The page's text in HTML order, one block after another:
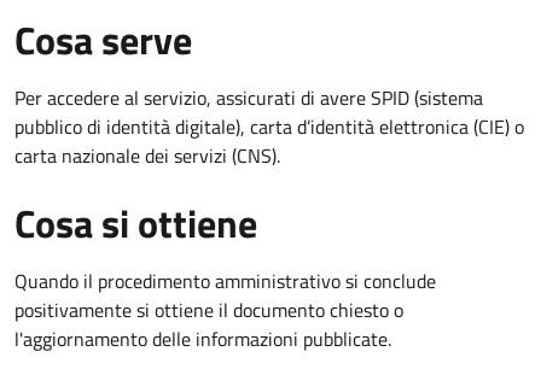
Cosa serve
Per accedere al servizio, assicurati di avere SPID (sistema
pubblico di identità digitale), carta d’identità elettronica (CIE) o
carta nazionale dei servizi (CNS).
Cosa si ottiene
Quando il procedimento amministrativo si conclude
positivamente si ottiene il documento chiesto o
l'aggiornamento delle informazioni pubblicate.